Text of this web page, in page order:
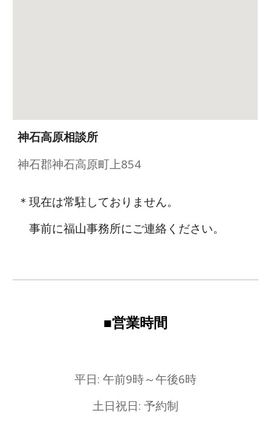
神石高原相談所
神石郡神石高原町上854
＊現在は常駐しておりません。
事前に福山事務所にご連絡ください。
■営業時間
平日: 午前9時～午後6時
土日祝日: 予約制